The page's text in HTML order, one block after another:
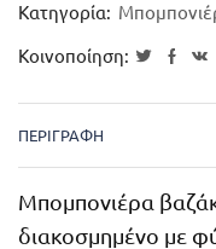
Κατηγορία:
Κοινοποίηση:
ΠΕΡΙΓΡΑΦΉ
Μπομπονιέρα
διακοσμημένο με